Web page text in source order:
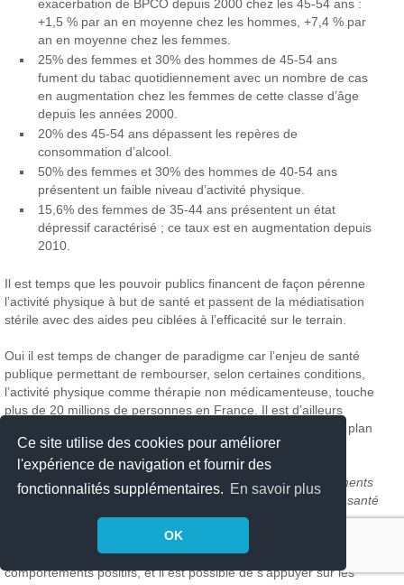
Ce site utilise des cookies pour améliorer
l'expérience de navigation et fournir des
fonctionnalités supplémentaires. En savoir plus
OK
exacerbation de BPCO depuis 2000 chez les 45-54 ans :
+1,5 % par an en moyenne chez les hommes, +7,4 % par
an en moyenne chez les femmes.
25% des femmes et 30% des hommes de 45-54 ans
fument du tabac quotidiennement avec un nombre de cas
en augmentation chez les femmes de cette classe d’âge
depuis les années 2000.
20% des 45-54 ans dépassent les repères de
consommation d’alcool.
50% des femmes et 30% des hommes de 40-54 ans
présentent un faible niveau d’activité physique.
15,6% des femmes de 35-44 ans présentent un état
dépressif caractérisé ; ce taux est en augmentation depuis
2010.
Il est temps que les pouvoir publics financent de façon pérenne
l’activité physique à but de santé et passent de la médiatisation
stérile avec des aides peu ciblées à l’efficacité sur le terrain.
Oui il est temps de changer de paradigme car l’enjeu de santé
publique permettant de rembourser, selon certaines conditions,
l’activité physique comme thérapie non médicamenteuse, touche
plus de 20 millions de personnes en France. Il est d’ailleurs
probant de constater la « naissance » en 2023 d’un énième plan
anti-obésité voulu par le ministre de la santé !
Pour Santé Publique France «
Adopter plusieurs comportements
positifs à la mi vie augmente le bénéfice de vieillir en bonne santé
par rapport à des comportements individuels ».
Promouvoir l’activité physique au quotidien est l’un de ces
comportements positifs, et il est possible de s’appuyer sur les